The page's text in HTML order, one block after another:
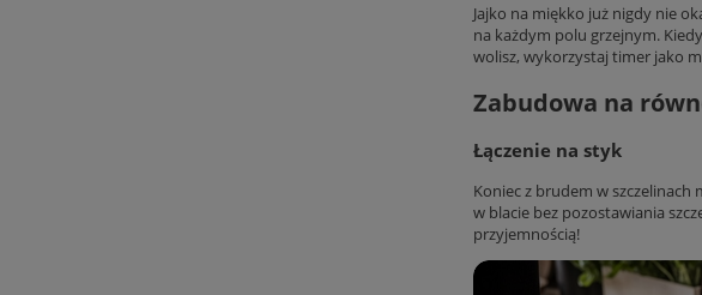
Jajko na miękko już nigdy nie
na każdym polu grzejnym.
wolisz, wykorzystaj timer jako
Zabudowa na
Łączenie na styk
Koniec z brudem w szczelinach
w blacie bez pozostawiania
przyjemnością!